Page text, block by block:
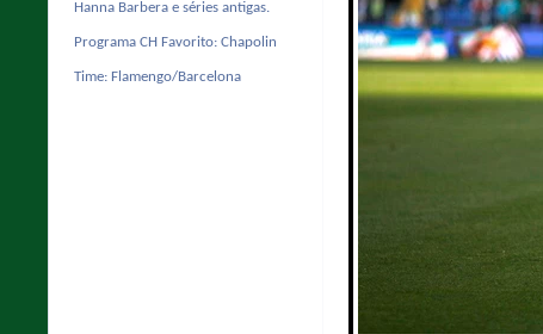
Hanna Barbera e séries antigas.
Programa CH Favorito: Chapolin
Time: Flamengo/Barcelona